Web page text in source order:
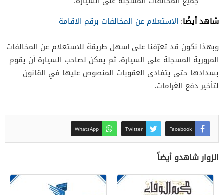
شاهد أيضًا: الاستعلام عن المخالفات برقم الاقامة
وبهذا نكون قد تعرّفنا على اسهل طريقة للاستعلام عن المخالفات
المرورية المسجلة على السيارة، ثم يمكن لصاحب السيارة أن يقوم
بسدادها حتى يتفادى العقوبات المنصوص عليها في القانون
لتأخير دفع الغرامات.
Facebook
Twitter
WhatsApp
الزوار شاهدو أيضاً